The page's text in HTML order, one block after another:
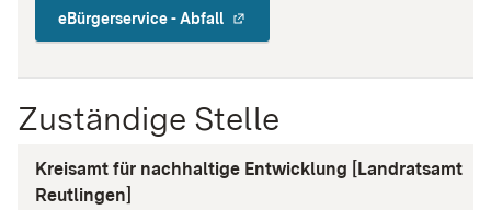
eBürgerservice - Abfall
Zuständige Stelle
Kreisamt für nachhaltige Entwicklung [Landratsamt
Reutlingen]